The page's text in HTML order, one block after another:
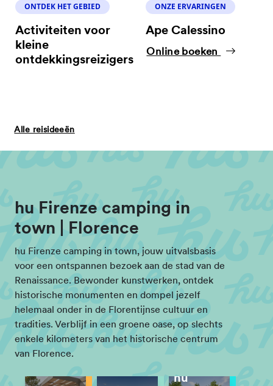
ONTDEK HET GEBIED
Activiteiten voor
kleine
ontdekkingsreizigers
ONZE ERVARINGEN
Ape Calessino
Online boeken
Alle reisideeën
hu Firenze camping in
town | Florence
hu Firenze camping in town, jouw uitvalsbasis
voor een ontspannen bezoek aan de stad van de
Renaissance. Bewonder kunstwerken, ontdek
historische monumenten en dompel jezelf
helemaal onder in de Florentijnse cultuur en
tradities. Verblijf in een groene oase, op slechts
enkele kilometers van het historische centrum
van Florence.
hu